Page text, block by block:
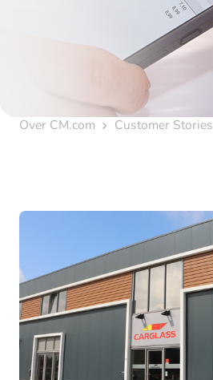
Over CM.com Customer Stories